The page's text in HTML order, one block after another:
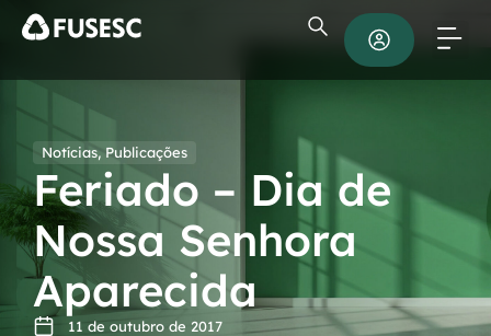
Notícias, Publicações
Feriado – Dia de
Nossa Senhora
Aparecida
11 de outubro de 2017